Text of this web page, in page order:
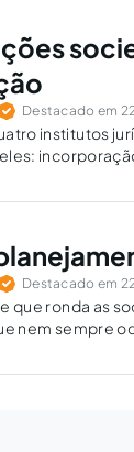
Destacado em
institutos
Destacado em
que ronda as
nem sempre
sócios.